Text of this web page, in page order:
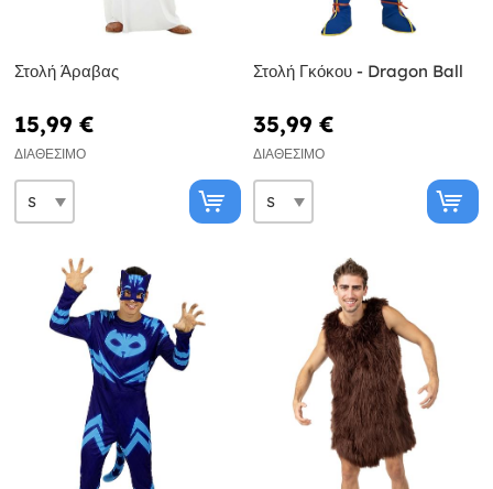
Στολή Άραβας
15,99 €
ΔΙΑΘΈΣΙΜΟ
Στολή Γκόκου - Dragon Ball
35,99 €
ΔΙΑΘΈΣΙΜΟ